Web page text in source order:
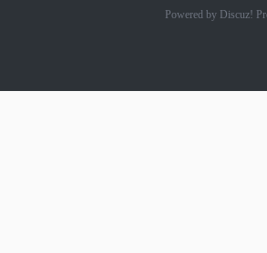
Powered by Discuz!